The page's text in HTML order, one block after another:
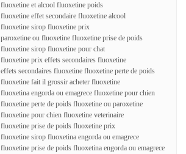
fluoxetine et alcool fluoxetine poids
fluoxetine effet secondaire fluoxetine alcool
fluoxetine sirop fluoxetine prix
paroxetine ou fluoxetine fluoxetine prise de poids
fluoxetine sirop fluoxetine pour chat
fluoxetine prix effets secondaires fluoxetine
effets secondaires fluoxetine fluoxetine perte de poids
fluoxetine fait il grossir acheter fluoxetine
fluoxetina engorda ou emagrece fluoxetine pour chien
fluoxetine perte de poids fluoxetine ou paroxetine
fluoxetine pour chien fluoxetine veterinaire
fluoxetine prise de poids fluoxetine prix
fluoxetine sirop fluoxetina engorda ou emagrece
fluoxetine prise de poids fluoxetina engorda ou emagrece